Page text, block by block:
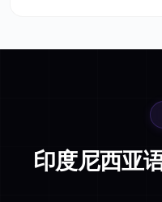
印度尼西亚